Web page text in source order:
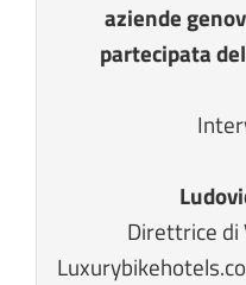
aziende
partecipata
Direttrice di